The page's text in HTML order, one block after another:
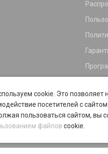
cookie. Это позволяет
посетителей с
пользоваться сайтом, вы
файлов cookie.